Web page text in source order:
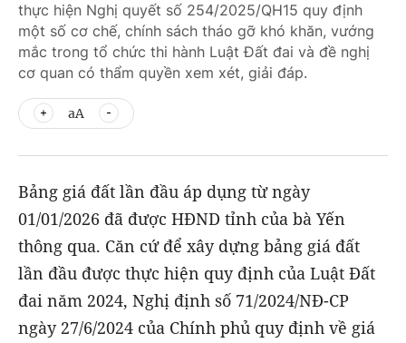
thực hiện Nghị quyết số 254/2025/QH15 quy định
một số cơ chế, chính sách tháo gỡ khó khăn, vướng
mắc trong tổ chức thi hành Luật Đất đai và đề nghị
cơ quan có thẩm quyền xem xét, giải đáp.
aA
Bảng giá đất lần đầu áp dụng từ ngày
01/01/2026 đã được HĐND tỉnh của bà Yến
thông qua. Căn cứ để xây dựng bảng giá đất
lần đầu được thực hiện quy định của Luật Đất
đai năm 2024, Nghị định số 71/2024/NĐ-CP
ngày 27/6/2024 của Chính phủ quy định về giá